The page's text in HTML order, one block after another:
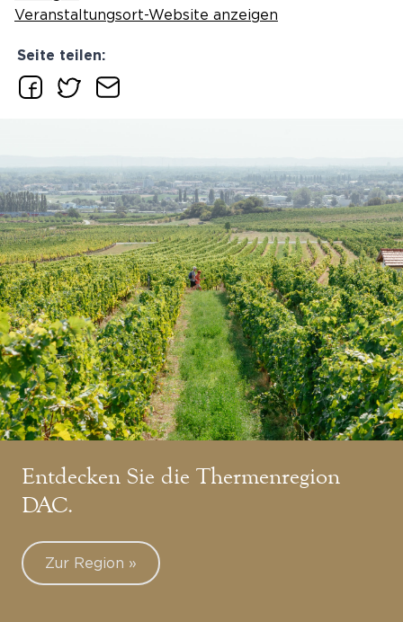
Veranstaltungsort-Website anzeigen
Seite teilen:
Entdecken Sie die Thermenregion
DAC.
Zur Region »